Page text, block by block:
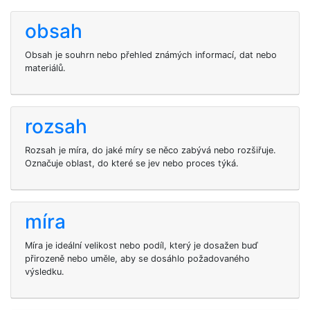
obsah
Obsah je souhrn nebo přehled známých informací, dat nebo
materiálů.
rozsah
Rozsah je míra, do jaké míry se něco zabývá nebo rozšiřuje.
Označuje oblast, do které se jev nebo proces týká.
míra
Míra je ideální velikost nebo podíl, který je dosažen buď
přirozeně nebo uměle, aby se dosáhlo požadovaného
výsledku.